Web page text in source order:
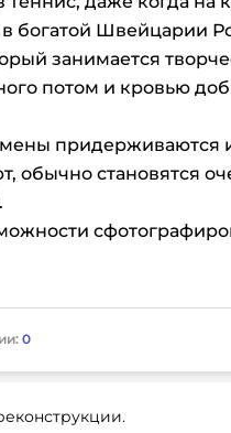
богатой Швейцарии
занимается
потом и кровью
придерживаются
обычно становятся
0